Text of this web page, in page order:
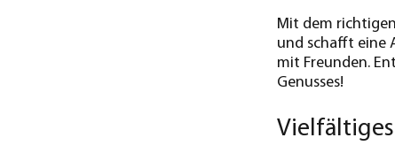
Mit dem
und schafft eine
mit Freunden.
Genusses!